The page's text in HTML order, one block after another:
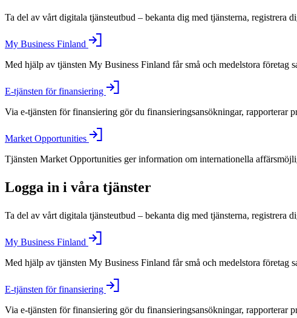
Ta del av vårt digitala tjänsteutbud – bekanta dig med tjänsterna, registrera
My Business Finland
Med hjälp av tjänsten My Business Finland får små och medelstora
E-tjänsten för finansiering
Via e-tjänsten för finansiering gör du finansieringsansökningar, rapporterar
Market Opportunities
Tjänsten Market Opportunities ger information om internationella
Logga in i våra tjänster
Ta del av vårt digitala tjänsteutbud – bekanta dig med tjänsterna, registrera
My Business Finland
Med hjälp av tjänsten My Business Finland får små och medelstora
E-tjänsten för finansiering
Via e-tjänsten för finansiering gör du finansieringsansökningar, rapporterar